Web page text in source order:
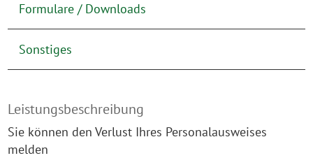
Formulare / Downloads
Sonstiges
Leistungsbeschreibung
Sie können den Verlust Ihres Personalausweises
melden